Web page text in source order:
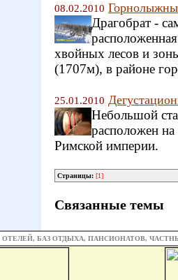
08.02.2010
Драгобрат -
хвойных лесов и
(1707м), в районе
25.01.2010
Небольшой
расположен на
Римской империи.
Страницы: [1]
Связанные темы
ОТЕЛЕЙ, БАЗ ОТДЫХА, ПАНСИОНАТОВ,